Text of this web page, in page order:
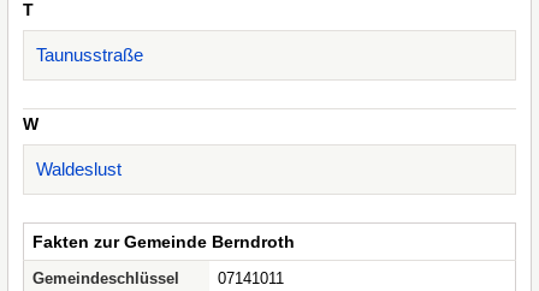
T
Taunusstraße
W
Waldeslust
Fakten zur Gemeinde Berndroth
Gemeindeschlüssel
07141011